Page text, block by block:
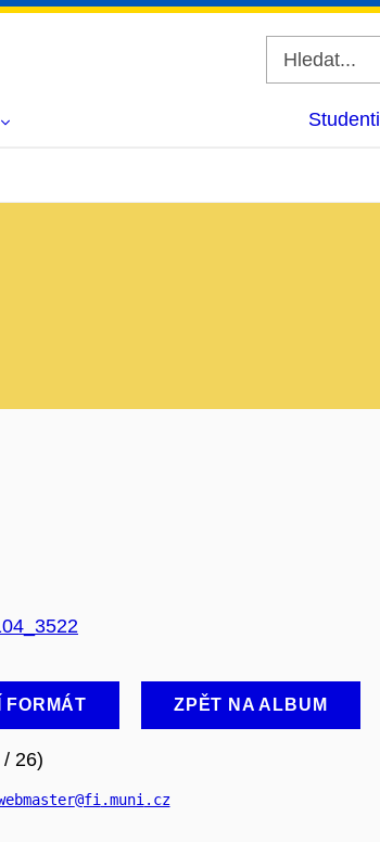
Studenti
FORMÁT ZPĚT NA ALBUM
26)
@fi .muni .cz